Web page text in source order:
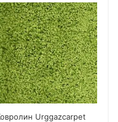
Urggazcarpet